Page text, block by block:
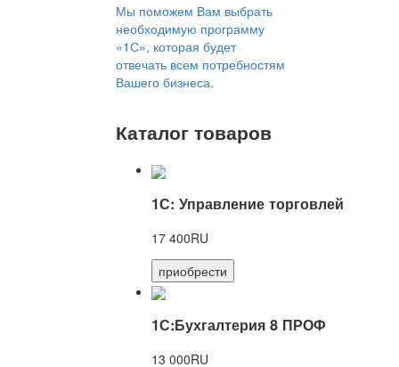
Мы поможем Вам выбрать
необходимую программу
«1С», которая будет
отвечать всем потребностям
Вашего бизнеса.
Каталог товаров
1С: Управление торговлей
17 400RU
приобрести
1С:Бухгалтерия 8 ПРОФ
13 000RU